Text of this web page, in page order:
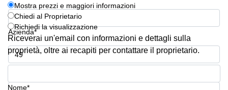
Affitto
Business
Centers
a Napoli
Uffici
in
a
Azienda*
Numero di telefono*
Mostra prezzi e maggiori informazioni
Chiedi al Proprietario
Richiedi la visualizzazione
Riceverai un'email con informazioni e dettagli sulla
proprietà, oltre ai recapiti per contattare il proprietario.
Nome*